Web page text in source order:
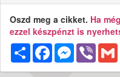
Oszd meg a cikket. Ha
ezzel készpénzt is
MegosztásFacebookMessenger
Viber